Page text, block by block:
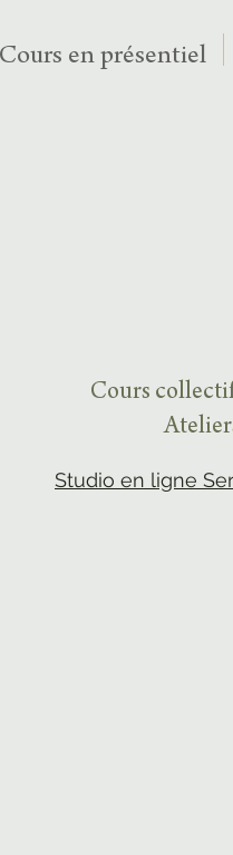
Cours
Studio en ligne
Cours en présentiel